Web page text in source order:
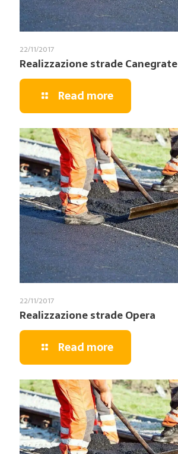
22/11/2017
Realizzazione strade Canegrate
Read more
22/11/2017
Realizzazione strade Opera
Read more